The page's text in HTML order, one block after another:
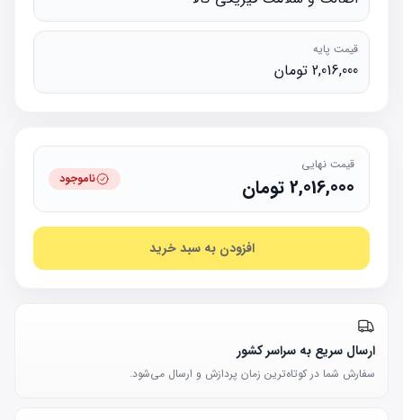
قیمت پایه
2,016,000 تومان
قیمت نهایی
2,016,000تومان ناموجود
افزودن به سبد خرید
ارسال سریع به سراسر کشور
سفارش شما در کوتاه‌ترین زمان پردازش و ارسال می‌شود.